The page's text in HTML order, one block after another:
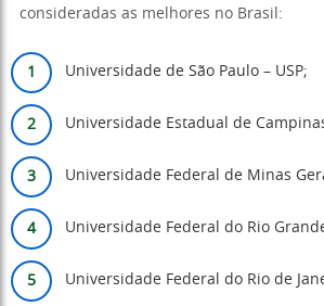
consideradas as melhores no Brasil:
Universidade de São Paulo – USP;
Universidade Estadual de
Universidade Federal de Minas
Universidade Federal do Rio
Universidade Federal do Rio de